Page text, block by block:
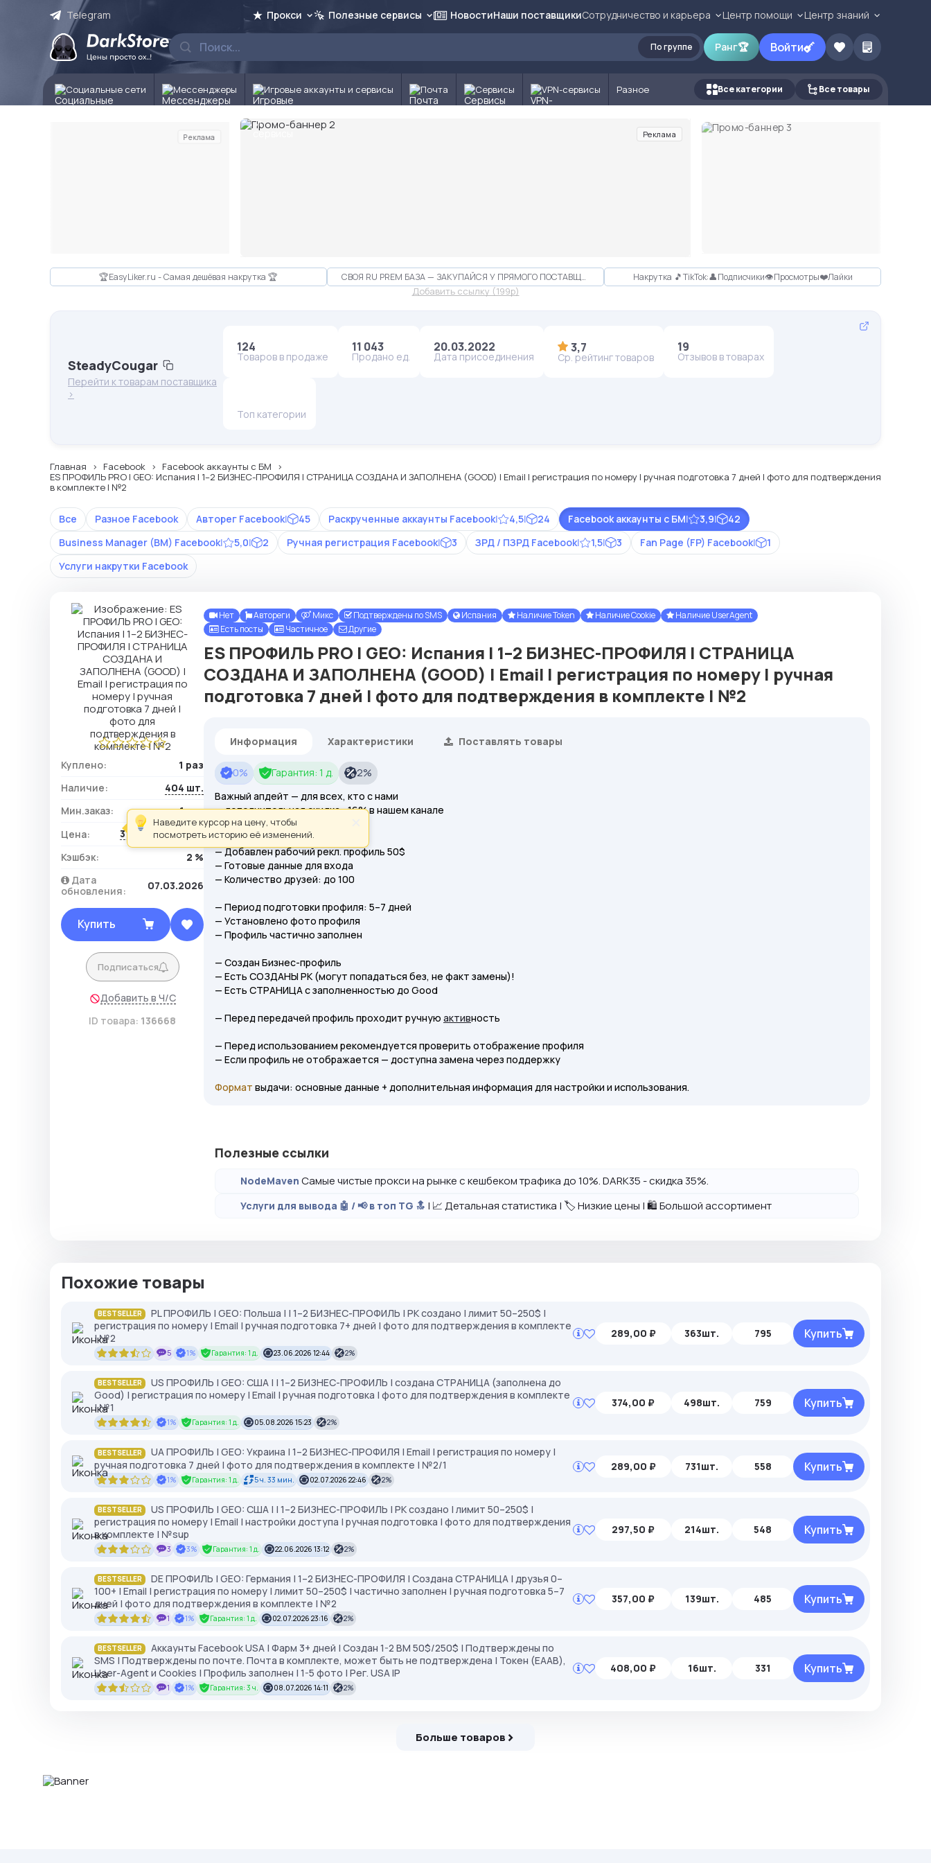
Telegram Прокси Полезные сервисы НовостиНаши поставщикиСотрудничество и карьера Центр помощи Центр знаний
По группе Ранг🏆 Войти
Социальные сети Мессенджеры Игровые аккаунты и сервисы Почта Сервисы VPN-сервисы Разное Все категории Все товары
Реклама Реклама
🏆EasyLiker.ru - Самая дешёвая накрутка 🏆 СВОЯ RU PREM БАЗА — ЗАКУПАЙСЯ У ПРЯМОГО ПОСТАВЩИКА Накрутка 🎵TikTok:👤Подписчики👁Просмотры❤️Лайки
Добавить ссылку (199p)
SteadyCougar
Перейти к товарам поставщика
>
124
Товаров в продаже
11 043
Продано ед.
20.03.2022
Дата присоединения
3,7
Ср. рейтинг товаров
19
Отзывов в товарах
Топ категории
Главная Facebook
Facebook аккаунты с БМ
ES ПРОФИЛЬ PRO | GEO: Испания | 1–2 БИЗНЕС-ПРОФИЛЯ | СТРАНИЦА СОЗДАНА И ЗАПОЛНЕНА (GOOD) | Email | регистрация по номеру | ручная подготовка 7 дней | фото для подтверждения
в комплекте | №2
Все Разное Facebook Авторег Facebook| 45 Раскрученные аккаунты Facebook| 4,5| 24 Facebook аккаунты с БМ| 3,9|
42
Business Manager (BM) Facebook| 5,0| 2 Ручная регистрация Facebook| 3 ЗРД / ПЗРД Facebook| 1,5| 3 Fan Page (FP) Facebook|
1
Услуги накрутки Facebook
Куплено:
1 раз
Наличие:
404 шт.
Мин.заказ:
1 шт.
Цена:
374,00 ₽ / шт.
Кэшбэк:
2 %
Дата
обновления:
07.03.2026
Купить
Подписаться
Добавить в Ч/С
ID товара: 136668
Нет Автореги Микс Подтверждены по SMS Испания Наличие Token Наличие Cookie
Наличие UserAgent
Есть посты
Частичное Другие
ES ПРОФИЛЬ PRO | GEO: Испания | 1–2 БИЗНЕС-ПРОФИЛЯ | СТРАНИЦА
СОЗДАНА И ЗАПОЛНЕНА (GOOD) | Email | регистрация по номеру | ручная
подготовка 7 дней | фото для подтверждения в комплекте | №2
Информация Характеристики Поставлять товары
0% Гарантия: 1 д.
2%
Важный апдейт — для всех, кто с нами
— дополнительная скидка −16% в нашем канале
— Гео: Испания
— Добавлен рабочий рекл. профиль 50$
— Готовые данные для входа
— Количество друзей: до 100
— Период подготовки профиля: 5–7 дней
— Установлено фото профиля
— Профиль частично заполнен
— Создан Бизнес-профиль
— Есть СОЗДАНЫ РК (могут попадаться без, не факт замены)!
— Есть СТРАНИЦА с заполненностью до Good
— Перед передачей профиль проходит ручную активность
— Перед использованием рекомендуется проверить отображение профиля
— Если профиль не отображается — доступна замена через поддержку
Формат выдачи: основные данные + дополнительная информация для настройки и использования.
Полезные ссылки
NodeMaven Самые чистые прокси на рынке с кешбеком трафика до 10%. DARK35 - скидка 35%.
Услуги для вывода 🤖 / 📢 в топ TG 🔝 | 📈 Детальная статистика | 🏷️ Низкие цены | 🛍️ Большой ассортимент
Похожие товары
BESTSELLER
PL ПРОФИЛЬ | GEO: Польша | | 1–2 БИЗНЕС-ПРОФИЛЬ | РК создано | лимит 50–250$ |
регистрация по номеру | Email | ручная подготовка 7+ дней | фото для подтверждения в комплекте
| №2
5 1% Гарантия: 1 д. 23.06.2026 12:44 2%
289,00 ₽ 363шт. 795 Купить
BESTSELLER
US ПРОФИЛЬ | GEO: США | | 1–2 БИЗНЕС-ПРОФИЛЬ | создана СТРАНИЦА (заполнена до
Good) | регистрация по номеру | Email | ручная подготовка | фото для подтверждения в комплекте
| №1
1% Гарантия: 1 д. 05.08.2026 15:23 2%
374,00 ₽ 498шт. 759 Купить
BESTSELLER
UA ПРОФИЛЬ | GEO: Украина | 1–2 БИЗНЕС-ПРОФИЛЯ | Email | регистрация по номеру |
ручная подготовка 7 дней | фото для подтверждения в комплекте | №2/1
1% Гарантия: 1 д. 5 ч. 33 мин. 02.07.2026 22:46 2%
289,00 ₽ 731шт. 558 Купить
BESTSELLER
US ПРОФИЛЬ | GEO: США | | 1–2 БИЗНЕС-ПРОФИЛЬ | РК создано | лимит 50–250$ |
регистрация по номеру | Email | настройки доступа | ручная подготовка | фото для подтверждения
в комплекте | №sup
3 3% Гарантия: 1 д. 22.06.2026 13:12 2%
297,50 ₽ 214шт. 548 Купить
BESTSELLER
DE ПРОФИЛЬ | GEO: Германия | 1–2 БИЗНЕС-ПРОФИЛЯ | Создана СТРАНИЦА | друзья 0–
100+ | Email | регистрация по номеру | лимит 50–250$ | частично заполнен | ручная подготовка 5–7
дней | фото для подтверждения в комплекте | №2
1 1% Гарантия: 1 д. 02.07.2026 23:16 2%
357,00 ₽ 139шт. 485 Купить
BESTSELLER
Аккаунты Facebook USA | Фарм 3+ дней | Создан 1-2 BM 50$/250$ | Подтверждены по
SMS | Подтверждены по почте. Почта в комплекте, может быть не подтверждена | Токен (EAAB),
User-Agent и Cookies | Профиль заполнен | 1-5 фото | Рег. USA IP
1 1% Гарантия: 3 ч. 08.07.2026 14:11 2%
408,00 ₽ 16шт. 331 Купить
Больше товаров
Наведите курсор на цену, чтобы
посмотреть историю её изменений.